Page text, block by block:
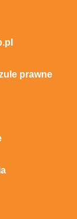
prawne